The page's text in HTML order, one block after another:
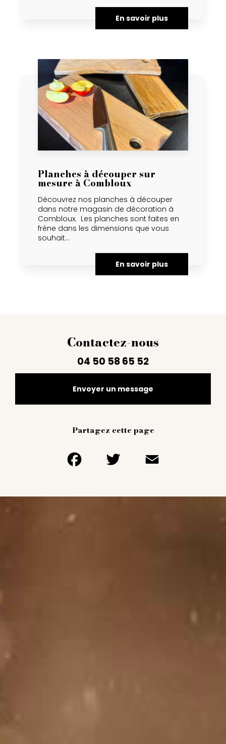
En savoir plus
Planches à découper sur
mesure à Combloux
Découvrez nos planches à découper
dans notre magasin de décoration à
Combloux. Les planches sont faites en
frène dans les dimensions que vous
souhait...
En savoir plus
Contactez-nous
04 50 58 65 52
Envoyer un message
Partagez cette page